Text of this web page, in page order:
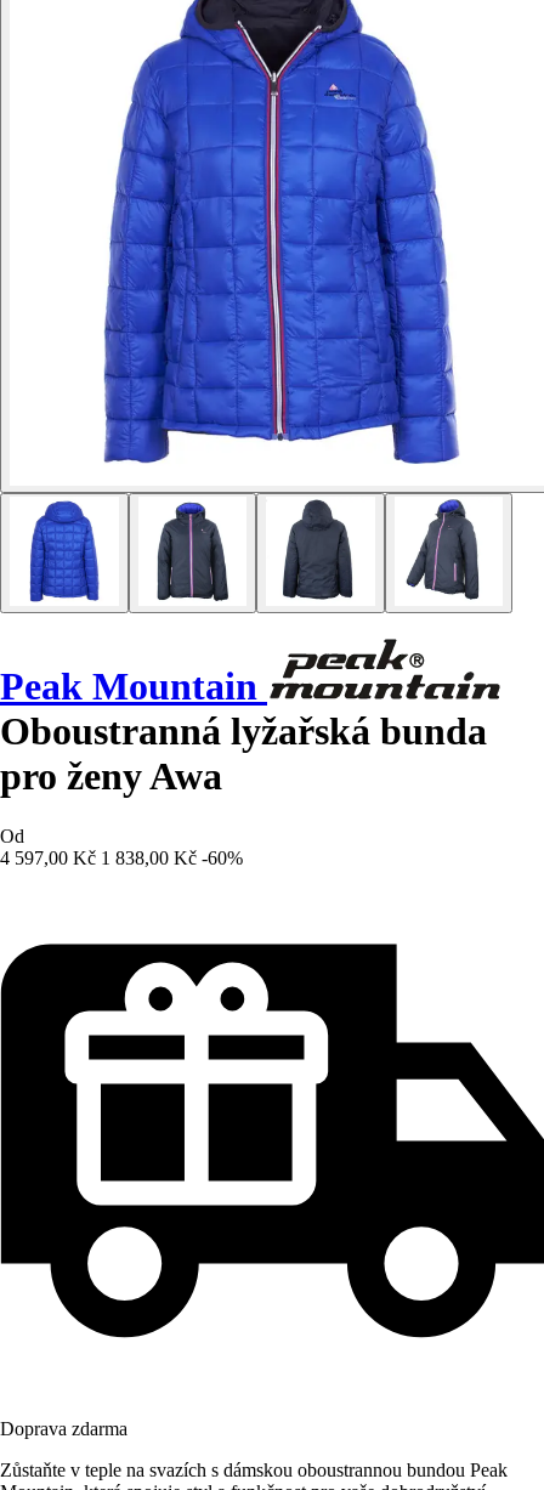
Peak Mountain
Oboustranná lyžařská bunda
pro ženy Awa
Od
4 597,00 Kč 1 838,00 Kč -60%
Doprava zdarma
Zůstaňte v teple na svazích s dámskou oboustrannou bundou Peak